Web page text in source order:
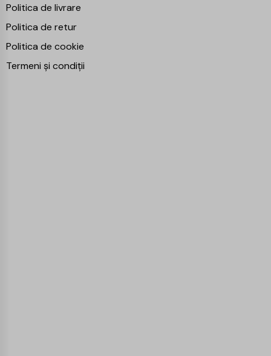
Politica de livrare
Politica de retur
Politica de cookie
Termeni și condiții